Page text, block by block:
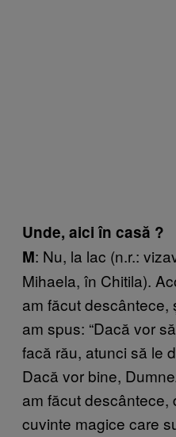
Unde, aici în casă ?
M: Nu, la lac (n.r.:
Mihaela, în Chitila).
am făcut descântece,
am spus: “Dacă vor
facă rău, atunci să le
Dacă vor bine,
am făcut descântece,
cuvinte magice care